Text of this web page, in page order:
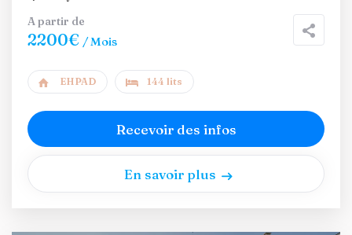
A partir de
2200€ / Mois
EHPAD 144 lits
Recevoir des infos
En savoir plus